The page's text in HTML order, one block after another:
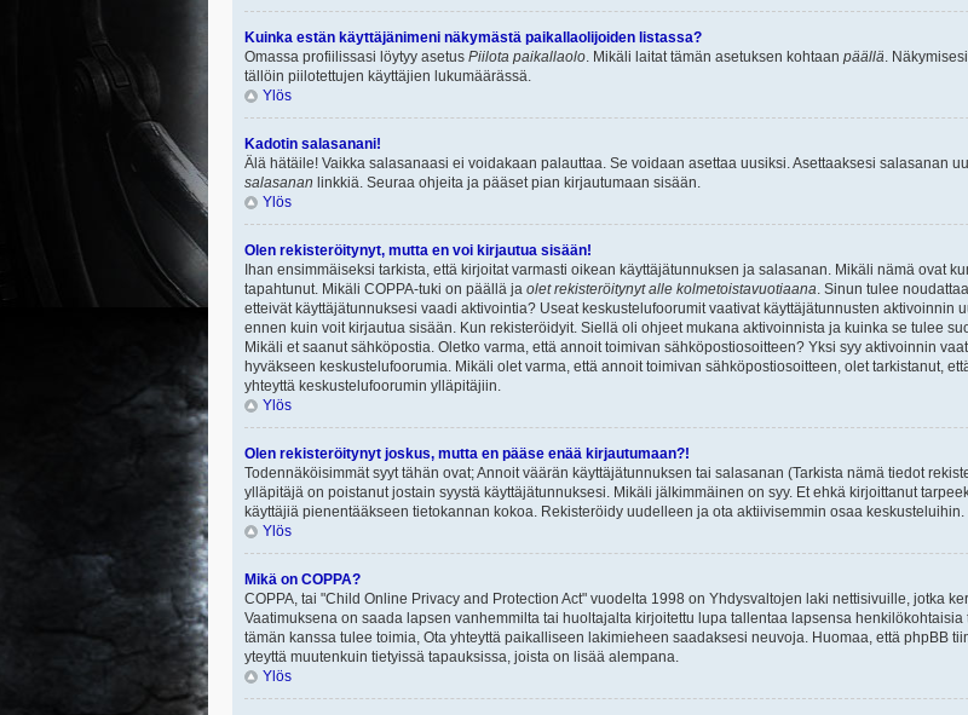
Kuinka estän käyttäjänimeni näkymästä paikallaolijoiden listassa?
Omassa profiilissasi löytyy asetus Piilota paikallaolo. Mikäli laitat tämän asetuksen kohtaan päällä.
tällöin piilotettujen käyttäjien lukumäärässä.
Ylös
Kadotin salasanani!
Älä hätäile! Vaikka salasanaasi ei voidakaan palauttaa. Se voidaan asettaa uusiksi. Asettaaksesi salasanan
salasanan linkkiä. Seuraa ohjeita ja pääset pian kirjautumaan sisään.
Ylös
Olen rekisteröitynyt, mutta en voi kirjautua sisään!
Ihan ensimmäiseksi tarkista, että kirjoitat varmasti oikean käyttäjätunnuksen ja salasanan. Mikäli nämä ovat
tapahtunut. Mikäli COPPA-tuki on päällä ja olet rekisteröitynyt alle kolmetoistavuotiaana. Sinun tulee
etteivät käyttäjätunnuksesi vaadi aktivointia? Useat keskustelufoorumit vaativat käyttäjätunnusten aktivoinnin
ennen kuin voit kirjautua sisään. Kun rekisteröidyit. Siellä oli ohjeet mukana aktivoinnista ja kuinka se tulee
Mikäli et saanut sähköpostia. Oletko varma, että annoit toimivan sähköpostiosoitteen? Yksi syy aktivoinnin
hyväkseen keskustelufoorumia. Mikäli olet varma, että annoit toimivan sähköpostiosoitteen, olet tarkistanut,
yhteyttä keskustelufoorumin ylläpitäjiin.
Ylös
Olen rekisteröitynyt joskus, mutta en pääse enää kirjautumaan?!
Todennäköisimmät syyt tähän ovat; Annoit väärän käyttäjätunnuksen tai salasanan (Tarkista nämä tiedot
ylläpitäjä on poistanut jostain syystä käyttäjätunnuksesi. Mikäli jälkimmäinen on syy. Et ehkä kirjoittanut
käyttäjiä pienentääkseen tietokannan kokoa. Rekisteröidy uudelleen ja ota aktiivisemmin osaa keskusteluihin.
Ylös
Mikä on COPPA?
COPPA, tai "Child Online Privacy and Protection Act" vuodelta 1998 on Yhdysvaltojen laki nettisivuille, jotka
Vaatimuksena on saada lapsen vanhemmilta tai huoltajalta kirjoitettu lupa tallentaa lapsensa
tämän kanssa tulee toimia, Ota yhteyttä paikalliseen lakimieheen saadaksesi neuvoja. Huomaa, että phpBB
yteyttä muutenkuin tietyissä tapauksissa, joista on lisää alempana.
Ylös